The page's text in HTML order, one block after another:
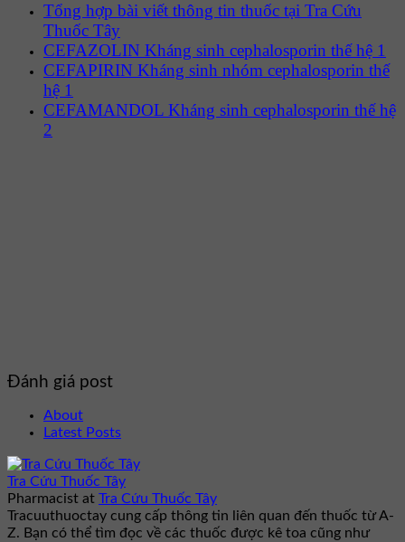
Tổng hợp bài viết thông tin thuốc tại Tra Cứu
Thuốc Tây
CEFAZOLIN Kháng sinh cephalosporin thế hệ 1
CEFAPIRIN Kháng sinh nhóm cephalosporin thế
hệ 1
CEFAMANDOL Kháng sinh cephalosporin thế hệ
2
Đánh giá post
About
Latest Posts
Tra Cứu Thuốc Tây
Pharmacist at Tra Cứu Thuốc Tây
Tracuuthuoctay cung cấp thông tin liên quan đến thuốc từ A-
Z. Bạn có thể tìm đọc về các thuốc được kê toa cũng như